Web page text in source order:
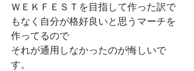
ＷＥＫＦＥＳＴを目指して作った訳で
もなく自分が格好良いと思うマーチを
作ってるので
それが通用しなかったのが悔しいで
す。